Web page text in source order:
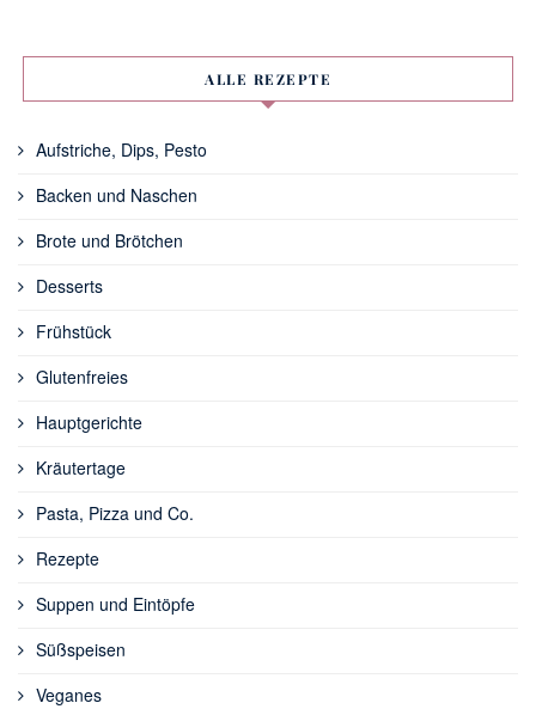
ALLE REZEPTE
Aufstriche, Dips, Pesto
Backen und Naschen
Brote und Brötchen
Desserts
Frühstück
Glutenfreies
Hauptgerichte
Kräutertage
Pasta, Pizza und Co.
Rezepte
Suppen und Eintöpfe
Süßspeisen
Veganes